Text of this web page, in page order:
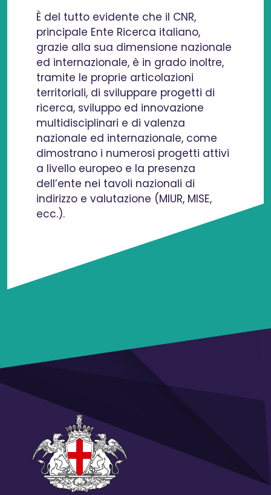
È del tutto evidente che il CNR,
principale Ente Ricerca italiano,
grazie alla sua dimensione nazionale
ed internazionale, è in grado inoltre,
tramite le proprie articolazioni
territoriali, di sviluppare progetti di
ricerca, sviluppo ed innovazione
multidisciplinari e di valenza
nazionale ed internazionale, come
dimostrano i numerosi progetti attivi
a livello europeo e la presenza
dell’ente nei tavoli nazionali di
indirizzo e valutazione (MIUR, MISE,
ecc.).